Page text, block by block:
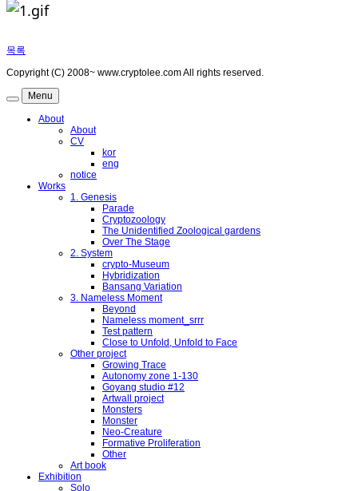
목록
Copyright (C) 2008~ www.cryptolee.com All rights reserved.
Menu
About
About
CV
kor
eng
notice
Works
1. Genesis
Parade
Cryptozoology
The Unidentified Zoological gardens
Over The Stage
2. System
crypto-Museum
Hybridization
Bansang Variation
3. Nameless Moment
Beyond
Nameless moment_srrr
Test pattern
Close to Unfold, Unfold to Face
Other project
Growing Trace
Autonomy zone 1-130
Goyang studio #12
Artwall project
Monsters
Monster
Neo-Creature
Formative Proliferation
Other
Art book
Exhibition
Solo